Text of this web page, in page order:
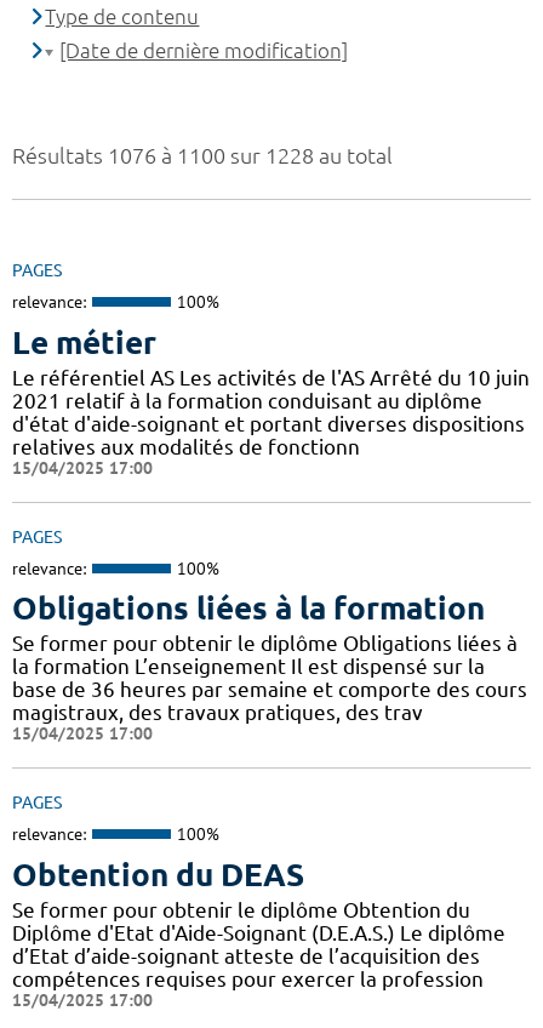
Résultats 1076 à 1100 sur 1228 au total
PAGES
relevance: 100%
Le métier
Le référentiel AS Les activités de l'AS Arrêté du 10 juin
2021 relatif à la formation conduisant au diplôme
d'état d'aide-soignant et portant diverses dispositions
relatives aux modalités de fonctionn
15/04/2025 17:00
PAGES
relevance: 100%
Obligations liées à la formation
Se former pour obtenir le diplôme Obligations liées à
la formation L’enseignement Il est dispensé sur la
base de 36 heures par semaine et comporte des cours
magistraux, des travaux pratiques, des trav
15/04/2025 17:00
PAGES
relevance: 100%
Obtention du DEAS
Se former pour obtenir le diplôme Obtention du
Diplôme d'Etat d'Aide-Soignant (D.E.A.S.) Le diplôme
d’Etat d’aide-soignant atteste de l’acquisition des
compétences requises pour exercer la profession
15/04/2025 17:00
Type de contenu
[Date de dernière modification]